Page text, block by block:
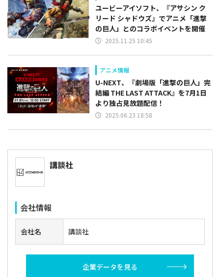
ユービーアイソフト、『アサシン ク
リード シャドウズ』でアニメ「進撃
の巨人」とのコラボイベントを開催
2025.11.25 10:45
アニメ情報
U-NEXT、『劇場版「進撃の巨人」完
結編 THE LAST ATTACK』を7月1日
より独占見放題配信！
2025.06.23 18:58
講談社
会社情報
会社名 講談社
企業データを見る